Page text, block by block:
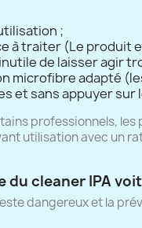
;
à traiter (Le produit
de laisser agir
microfibre adapté
et sans appuyer sur
professionnels,
utilisation avec un
du cleaner IPA
dangereux et la